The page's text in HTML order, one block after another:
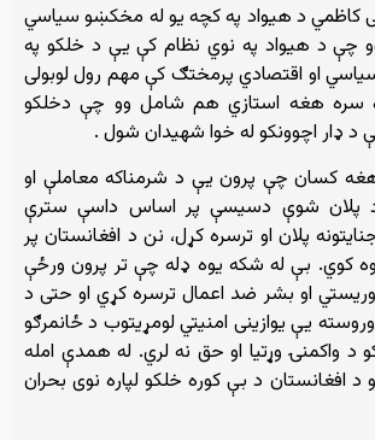
د هیواد په کچه یو له مخکښو سیاسي
چې د هیواد په نوي نظام کې یې د خلکو په
سیاسي او اقتصادي پرمختګ کې مهم رول لوبولی
سره هغه استازي هم شامل وو چې دخلکو
ډار اچوونکو له خوا شهيدان شول .
کسان چې پرون یې د شرمناکه معاملې او
پلان شوې دسیسې پر اساس داسې سترې
پلان او ترسره کړل، نن د افغانستان پر
کوي. بې له شکه یوه ډله چې تر پرون ورځې
او بشر ضد اعمال ترسره کړي او حتی د
وروسته یې یوازینی امنیتي لومړیتوب د ځانمرګو
د واکمنۍ وړتیا او حق نه لري. له همدې امله
د افغانستان د بې کوره خلکو لپاره نوی بحران